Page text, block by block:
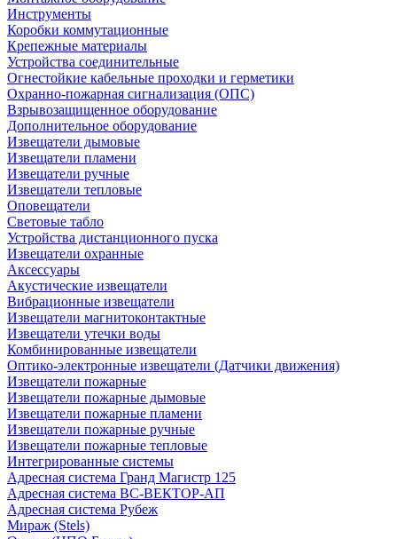
Инструменты
Коробки коммутационные
Крепежные материалы
Устройства соединительные
Огнестойкие кабельные проходки и герметики
Охранно-пожарная сигнализация (ОПС)
Взрывозащищенное оборудование
Дополнительное оборудование
Извещатели дымовые
Извещатели пламени
Извещатели ручные
Извещатели тепловые
Оповещатели
Световые табло
Устройства дистанционного пуска
Извещатели охранные
Аксессуары
Акустические извещатели
Вибрационные извещатели
Извещатели магнитоконтактные
Извещатели утечки воды
Комбинированные извещатели
Оптико-электронные извещатели (Датчики движения)
Извещатели пожарные
Извещатели пожарные дымовые
Извещатели пожарные пламени
Извещатели пожарные ручные
Извещатели пожарные тепловые
Интегрированные системы
Адресная система Гранд Магистр 125
Адресная система ВС-ВЕКТОР-АП
Адресная система Рубеж
Мираж (Stels)